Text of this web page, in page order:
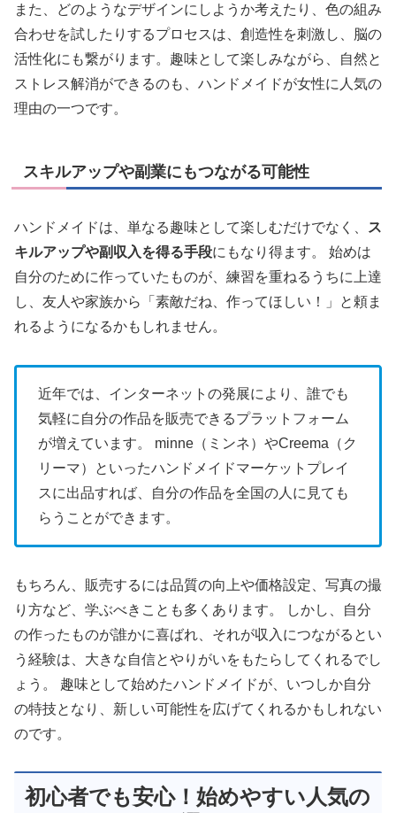
また、どのようなデザインにしようか考えたり、色の組み
合わせを試したりするプロセスは、創造性を刺激し、脳の
活性化にも繋がります。趣味として楽しみながら、自然と
ストレス解消ができるのも、ハンドメイドが女性に人気の
理由の一つです。
スキルアップや副業にもつながる可能性
ハンドメイドは、単なる趣味として楽しむだけでなく、
ス
キルアップや副収入を得る手段にもなり得ます。 始めは
自分のために作っていたものが、練習を重ねるうちに上達
し、友人や家族から「素敵だね、作ってほしい！」と頼ま
れるようになるかもしれません。
近年では、インターネットの発展により、誰でも
気軽に自分の作品を販売できるプラットフォーム
が増えています。 minne（ミンネ）やCreema（ク
リーマ）といったハンドメイドマーケットプレイ
スに出品すれば、自分の作品を全国の人に見ても
らうことができます。
もちろん、販売するには品質の向上や価格設定、写真の撮
り方など、学ぶべきことも多くあります。 しかし、自分
の作ったものが誰かに喜ばれ、それが収入につながるとい
う経験は、大きな自信とやりがいをもたらしてくれるでし
ょう。 趣味として始めたハンドメイドが、いつしか自分
の特技となり、新しい可能性を広げてくれるかもしれない
のです。
初心者でも安心！始めやすい人気の